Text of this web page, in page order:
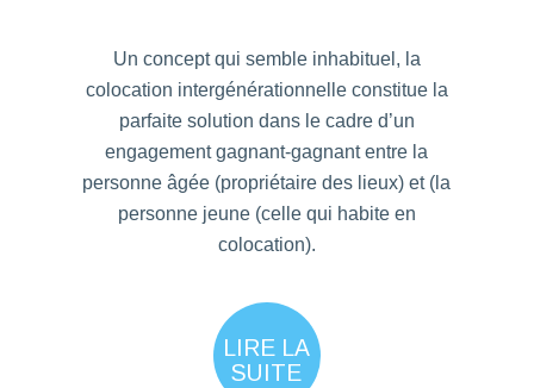
Un concept qui semble inhabituel, la
colocation intergénérationnelle constitue la
parfaite solution dans le cadre d’un
engagement gagnant-gagnant entre la
personne âgée (propriétaire des lieux) et (la
personne jeune (celle qui habite en
colocation).
LIRE LA
SUITE